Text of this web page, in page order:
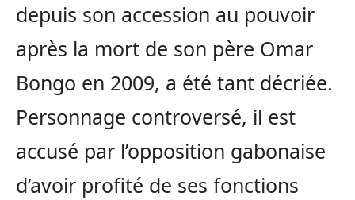
depuis son accession au pouvoir
après la mort de son père Omar
Bongo en 2009, a été tant décriée.
Personnage controversé, il est
accusé par l’opposition gabonaise
d’avoir profité de ses fonctions